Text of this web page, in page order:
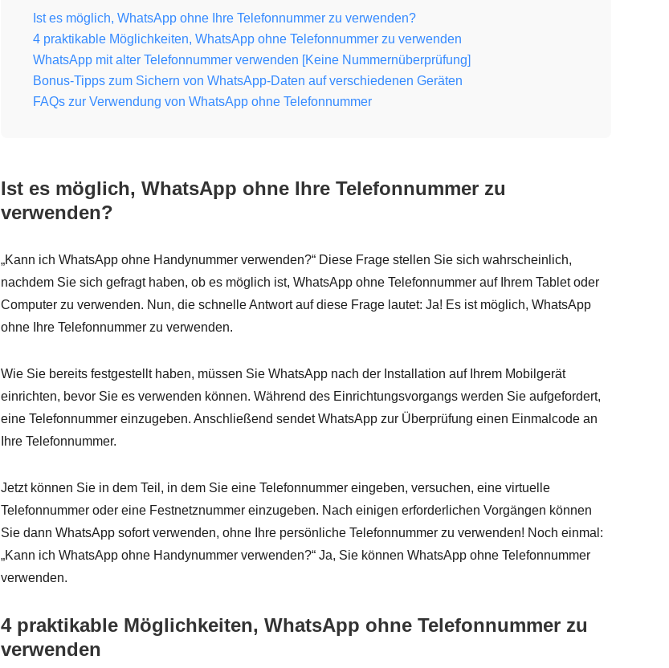
Ist es möglich, WhatsApp ohne Ihre Telefonnummer zu verwenden?
4 praktikable Möglichkeiten, WhatsApp ohne Telefonnummer zu verwenden
WhatsApp mit alter Telefonnummer verwenden [Keine Nummernüberprüfung]
Bonus-Tipps zum Sichern von WhatsApp-Daten auf verschiedenen Geräten
FAQs zur Verwendung von WhatsApp ohne Telefonnummer
Ist es möglich, WhatsApp ohne Ihre Telefonnummer zu
verwenden?
„Kann ich WhatsApp ohne Handynummer verwenden?“ Diese Frage stellen Sie sich wahrscheinlich,
nachdem Sie sich gefragt haben, ob es möglich ist, WhatsApp ohne Telefonnummer auf Ihrem Tablet oder
Computer zu verwenden. Nun, die schnelle Antwort auf diese Frage lautet: Ja! Es ist möglich, WhatsApp
ohne Ihre Telefonnummer zu verwenden.
Wie Sie bereits festgestellt haben, müssen Sie WhatsApp nach der Installation auf Ihrem Mobilgerät
einrichten, bevor Sie es verwenden können. Während des Einrichtungsvorgangs werden Sie aufgefordert,
eine Telefonnummer einzugeben. Anschließend sendet WhatsApp zur Überprüfung einen Einmalcode an
Ihre Telefonnummer.
Jetzt können Sie in dem Teil, in dem Sie eine Telefonnummer eingeben, versuchen, eine virtuelle
Telefonnummer oder eine Festnetznummer einzugeben. Nach einigen erforderlichen Vorgängen können
Sie dann WhatsApp sofort verwenden, ohne Ihre persönliche Telefonnummer zu verwenden! Noch einmal:
„Kann ich WhatsApp ohne Handynummer verwenden?“ Ja, Sie können WhatsApp ohne Telefonnummer
verwenden.
4 praktikable Möglichkeiten, WhatsApp ohne Telefonnummer zu
verwenden